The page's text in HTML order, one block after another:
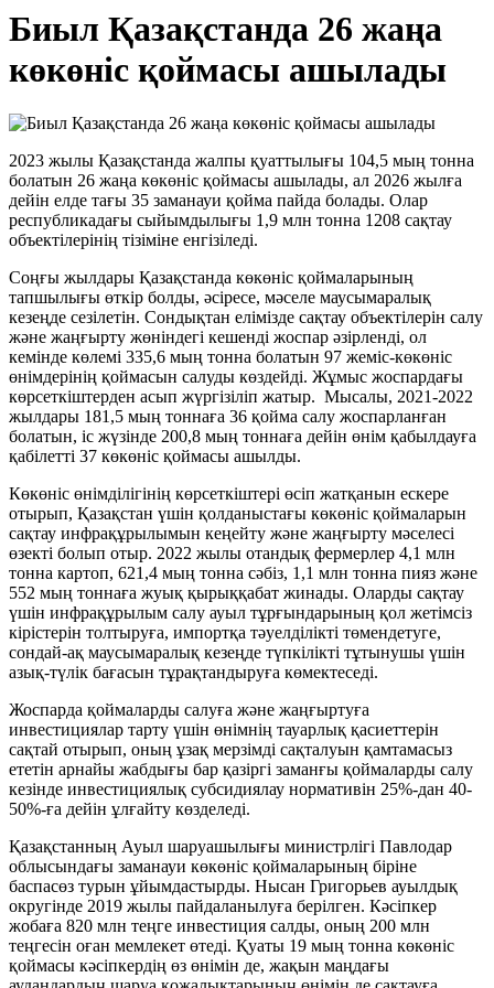
Биыл Қазақстанда 26 жаңа
көкөніс қоймасы ашылады
2023 жылы Қазақстанда жалпы қуаттылығы 104,5 мың тонна
болатын 26 жаңа көкөніс қоймасы ашылады, ал 2026 жылға
дейін елде тағы 35 заманауи қойма пайда болады. Олар
республикадағы сыйымдылығы 1,9 млн тонна 1208 сақтау
объектілерінің тізіміне енгізіледі.
Соңғы жылдары Қазақстанда көкөніс қоймаларының
тапшылығы өткір болды, әсіресе, мәселе маусымаралық
кезеңде сезілетін. Сондықтан елімізде сақтау объектілерін салу
және жаңғырту жөніндегі кешенді жоспар әзірленді, ол
кемінде көлемі 335,6 мың тонна болатын 97 жеміс-көкөніс
өнімдерінің қоймасын салуды көздейді. Жұмыс жоспардағы
көрсеткіштерден асып жүргізіліп жатыр. Мысалы, 2021-2022
жылдары 181,5 мың тоннаға 36 қойма салу жоспарланған
болатын, іс жүзінде 200,8 мың тоннаға дейін өнім қабылдауға
қабілетті 37 көкөніс қоймасы ашылды.
Көкөніс өнімділігінің көрсеткіштері өсіп жатқанын ескере
отырып, Қазақстан үшін қолданыстағы көкөніс қоймаларын
сақтау инфрақұрылымын кеңейту және жаңғырту мәселесі
өзекті болып отыр. 2022 жылы отандық фермерлер 4,1 млн
тонна картоп, 621,4 мың тонна сәбіз, 1,1 млн тонна пияз және
552 мың тоннаға жуық қырыққабат жинады. Оларды сақтау
үшін инфрақұрылым салу ауыл тұрғындарының қол жетімсіз
кірістерін толтыруға, импортқа тәуелділікті төмендетуге,
сондай-ақ маусымаралық кезеңде түпкілікті тұтынушы үшін
азық-түлік бағасын тұрақтандыруға көмектеседі.
Жоспарда қоймаларды салуға және жаңғыртуға
инвестициялар тарту үшін өнімнің тауарлық қасиеттерін
сақтай отырып, оның ұзақ мерзімді сақталуын қамтамасыз
ететін арнайы жабдығы бар қазіргі заманғы қоймаларды салу
кезінде инвестициялық субсидиялау нормативін 25%-дан 40-
50%-ға дейін ұлғайту көзделеді.
Қазақстанның Ауыл шаруашылығы министрлігі Павлодар
облысындағы заманауи көкөніс қоймаларының біріне
баспасөз турын ұйымдастырды. Нысан Григорьев ауылдық
округінде 2019 жылы пайдаланылуға берілген. Кәсіпкер
жобаға 820 млн теңге инвестиция салды, оның 200 млн
теңгесін оған мемлекет өтеді. Қуаты 19 мың тонна көкөніс
қоймасы кәсіпкердің өз өнімін де, жақын маңдағы